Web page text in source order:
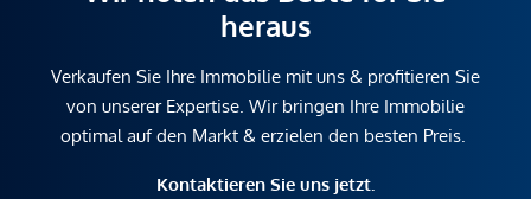
heraus
Verkaufen Sie Ihre Immobilie mit uns & profitieren Sie
von unserer Expertise. Wir bringen Ihre Immobilie
optimal auf den Markt & erzielen den besten Preis.
Kontaktieren Sie uns jetzt.